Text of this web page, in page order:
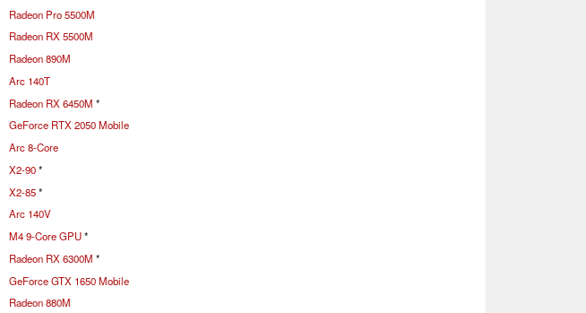
Radeon Pro 5500M
Radeon RX 5500M
Radeon 890M
Arc 140T
Radeon RX 6450M *
GeForce RTX 2050 Mobile
Arc 8-Core
X2-90*
X2-85*
Arc 140V
M4 9-Core GPU*
Radeon RX 6300M *
GeForce GTX 1650 Mobile
Radeon 880M